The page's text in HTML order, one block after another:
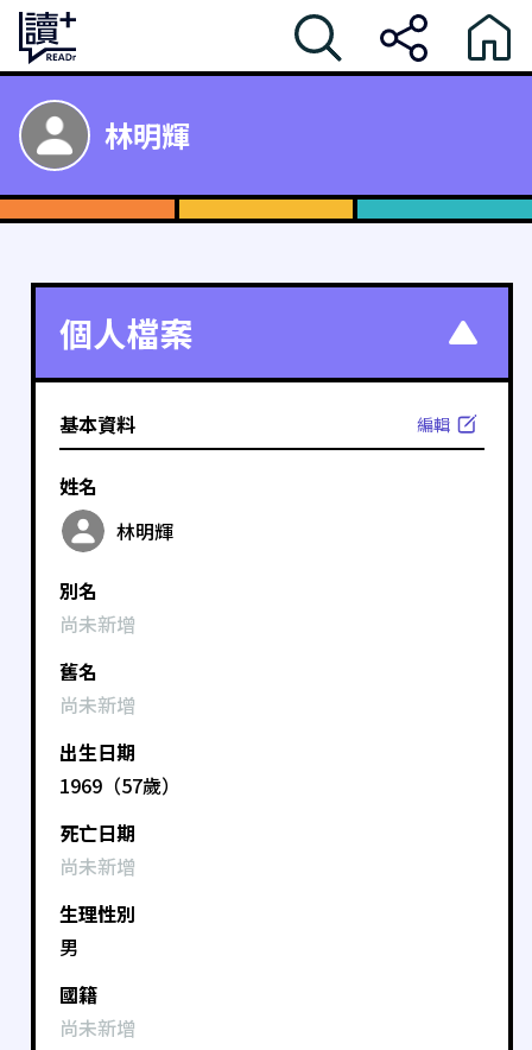
林明輝
個人檔案
基本資料 編輯
姓名
林明輝
別名
尚未新增
舊名
尚未新增
出生日期
1969（57歲）
死亡日期
尚未新增
生理性別
男
國籍
尚未新增